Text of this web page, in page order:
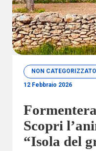
NON CATEGORIZZATO
12 Febbraio 2026
Scopri
“Isola del